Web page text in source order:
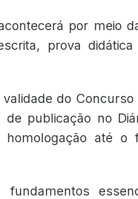
por meio
prova
do Concurso
publicação no
homologação até o
fundamentos